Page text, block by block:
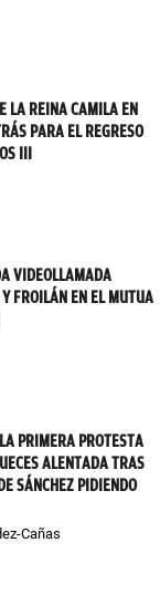
LA REINA CAMILA EN
PARA EL REGRESO
III
VIDEOLLAMADA
FROILÁN EN EL MUTUA
PRIMERA PROTESTA
ALENTADA TRAS
SÁNCHEZ PIDIENDO
Cañas